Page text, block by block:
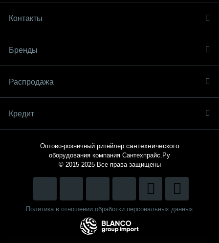
Контакты
Бренды
Распродaжа
Кредит
Оптово-розничный ритейлер сантехнического
оборудования компания Сантехпрайс.Ру
© 2015-2025 Все права защищены
Политика в отношении обработки персональных данных